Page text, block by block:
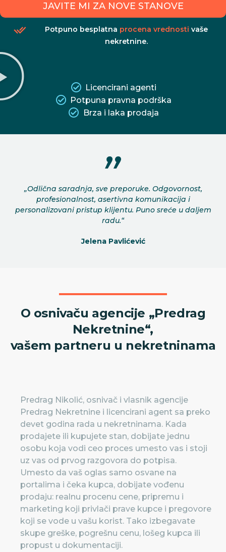
JAVITE MI ZA NOVE STANOVE
Potpuno besplatna procena vrednosti vaše
nekretnine.
Licencirani agenti
Potpuna pravna podrška
Brza i laka prodaja
„Odlična saradnja, sve preporuke. Odgovornost,
profesionalnost, asertivna komunikacija i
personalizovani pristup klijentu. Puno sreće u daljem
radu.“
Jelena Pavlićević
O osnivaču agencije „Predrag
Nekretnine“,
vašem partneru u nekretninama
Predrag Nikolić, osnivač i vlasnik agencije
Predrag Nekretnine i licencirani agent sa preko
devet godina rada u nekretninama. Kada
prodajete ili kupujete stan, dobijate jednu
osobu koja vodi ceo proces umesto vas i stoji
uz vas od prvog razgovora do potpisa.
Umesto da vaš oglas samo osvane na
portalima i čeka kupca, dobijate vođenu
prodaju: realnu procenu cene, pripremu i
marketing koji privlači prave kupce i pregovore
koji se vode u vašu korist. Tako izbegavate
skupe greške, pogrešnu cenu, lošeg kupca ili
propust u dokumentaciji.